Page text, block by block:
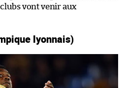
vont venir aux
lyonnais)